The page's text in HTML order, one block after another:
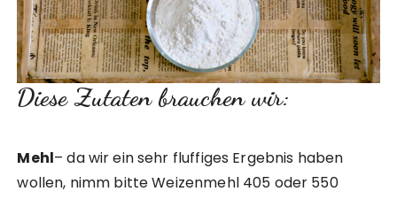
Diese Zutaten brauchen wir:
Mehl– da wir ein sehr fluffiges Ergebnis haben
wollen, nimm bitte Weizenmehl 405 oder 550